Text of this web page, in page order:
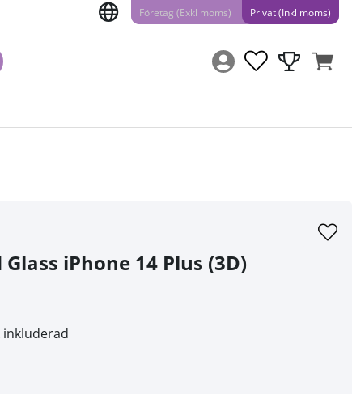
Företag (Exkl moms) Privat (Inkl moms)
iPhone 14 Plus (3D)
inkluderad